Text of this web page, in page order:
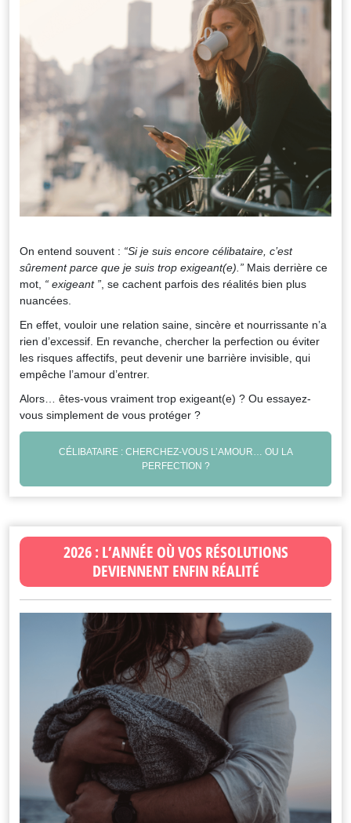
On entend souvent : “Si je suis encore célibataire, c’est
sûrement parce que je suis trop exigeant(e).”Mais derrière ce
mot, “ exigeant ”, se cachent parfois des réalités bien plus
nuancées.
En effet, vouloir une relation saine, sincère et nourrissante n’a
rien d’excessif. En revanche, chercher la perfection ou éviter
les risques affectifs, peut devenir une barrière invisible, qui
empêche l’amour d’entrer.
Alors… êtes-vous vraiment trop exigeant(e) ? Ou essayez-
vous simplement de vous protéger ?
CÉLIBATAIRE : CHERCHEZ-VOUS L’AMOUR… OU LA
PERFECTION ?
2026 : L’ANNÉE OÙ VOS RÉSOLUTIONS
DEVIENNENT ENFIN RÉALITÉ